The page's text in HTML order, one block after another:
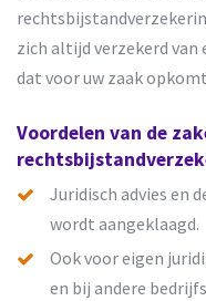
zich altijd verzekerd van
dat voor uw zaak
Voordelen van de
Juridisch advies en
wordt aangeklaagd.
Ook voor eigen
en bij andere